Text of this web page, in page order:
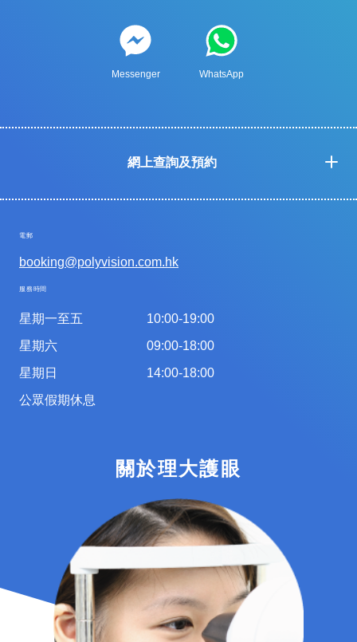
Messenger WhatsApp
網上查詢及預約
電郵
booking@polyvision.com.hk
服務時間
星期一至五
星期六
星期日
公眾假期休息
10:00-19:00
09:00-18:00
14:00-18:00
關於理大護眼